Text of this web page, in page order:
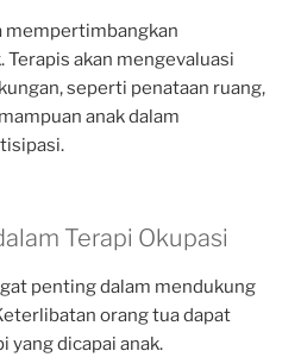
mempertimbangkan
Terapis akan mengevaluasi
seperti penataan ruang,
anak dalam
Terapi Okupasi
penting dalam mendukung
orang tua dapat
yang dicapai anak.